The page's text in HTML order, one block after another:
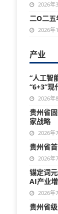
2026年
二O二五
2026年
产业
“人工智
“6+3”现
2026年
贵州省
家战略
2026年
贵州省
2026年
锚定词
AI产业
2026年
贵州省